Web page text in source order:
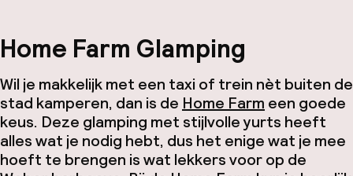
Home Farm Glamping
Wil je makkelijk met een taxi of trein nèt buiten de
stad kamperen, dan is de Home Farm een goede
keus. Deze glamping met stijlvolle yurts heeft
alles wat je nodig hebt, dus het enige wat je mee
hoeft te brengen is wat lekkers voor op de